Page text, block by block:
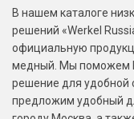
В нашем каталоге
решений «Werkel
официальную
медный. Мы поможем
решение для удобной
предложим удобный